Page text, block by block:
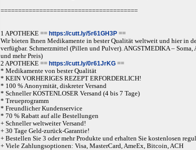
=======================================
1 APOTHEKE == https://cutt.ly/5r61GH3P ==
Wir bieten Ihnen Medikamente in bester Qualität weltweit und hier in
verfügbar. Schmerzmittel (Pillen und Pulver). ANGSTMEDIKA –
und mehr Preis)
2 APOTHEKE == https://cutt.ly/0r61JrKG ==
* Medikamente von bester Qualität
* KEIN VORHERIGES REZEPT ERFORDERLICH!
* 100 % Anonymität, diskreter Versand
* Schneller KOSTENLOSER Versand (4 bis 7 Tage)
* Treueprogramm
* Freundlicher Kundenservice
* 70 % Rabatt auf alle Bestellungen
+ Schneller weltweiter Versand!
+ 30 Tage Geld-zurück-Garantie!
+ Bestellen Sie 3 oder mehr Produkte und erhalten Sie kostenlosen
+ Viele Zahlungsoptionen: Visa, MasterCard, AmeEx, Bitcoin, ACH